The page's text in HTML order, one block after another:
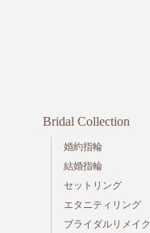
Bridal Collection
婚約指輪
結婚指輪
セットリング
エタニティリング
ブライダルリメイク